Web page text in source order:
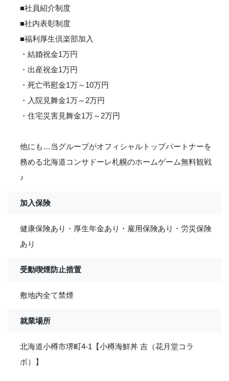
■社員紹介制度
■社内表彰制度
■福利厚生倶楽部加入
・結婚祝金1万円
・出産祝金1万円
・死亡弔慰金1万～10万円
・入院見舞金1万～2万円
・住宅災害見舞金1万～2万円
他にも…当グループがオフィシャルトップパートナーを
務める北海道コンサドーレ札幌のホームゲーム無料観戦
♪
加入保険
健康保険あり・厚生年金あり・雇用保険あり・労災保険
あり
受動喫煙防止措置
敷地内全て禁煙
就業場所
北海道小樽市堺町4-1【小樽海鮮丼 吉（花月堂コラ
ボ）】